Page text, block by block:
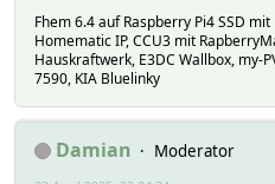
}
#
# helper:
# event
# globalinit 1
# last_timer 0
Fhem 6.4 auf Raspberry Pi4 SSD
Homematic IP, CCU3 mit
Hauskraftwerk, E3DC Wallbox, my-
7590, KIA Bluelinky
Damian
Moderator